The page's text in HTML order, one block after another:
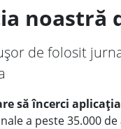
noastră
de folosit
să încerci
a peste 35.000